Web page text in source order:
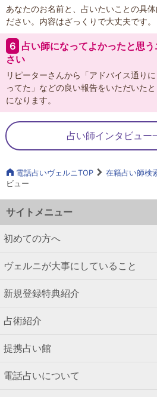
あなたのお名前と、占いたいことの具
ださい。内容はざっくりで大丈夫です。
６ 占い師になってよかったと思
さい
リピーターさんから「アドバイス通り
ってた」などの良い報告をいただいた
になります。
占い師インタビュー
電話占いヴェルニTOP 在籍占い師検
ビュー
サイトメニュー
初めての方へ
ヴェルニが大事にしていること
新規登録特典紹介
占術紹介
提携占い館
電話占いについて